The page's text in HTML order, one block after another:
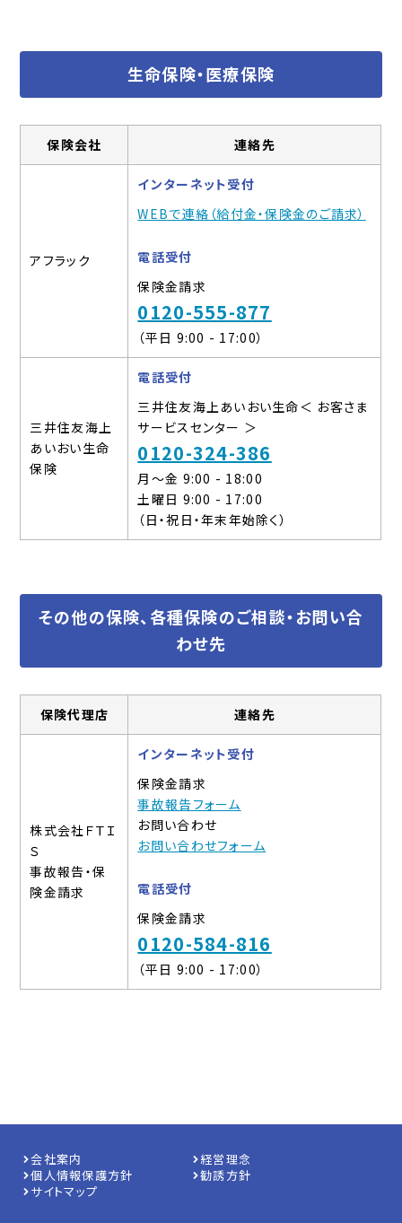
生命保険・医療保険
保険会社 連絡先
アフラック
インターネット受付
WEBで連絡（給付金・保険金のご請求）
電話受付
保険金請求
0120-555-877
（平日 9:00 - 17:00）
三井住友海上
あいおい生命
保険
電話受付
三井住友海上あいおい生命＜ お客さま
サービスセンター ＞
0120-324-386
月～金 9:00 - 18:00
土曜日 9:00 - 17:00
（日・祝日・年末年始除く）
その他の保険、各種保険のご相談・お問い合
わせ先
保険代理店 連絡先
株式会社ＦＴＩ
Ｓ
事故報告・保
険金請求
インターネット受付
保険金請求
事故報告フォーム
お問い合わせ
お問い合わせフォーム
電話受付
保険金請求
0120-584-816
（平日 9:00 - 17:00）
会社案内
経営理念
個人情報保護方針
勧誘方針
サイトマップ